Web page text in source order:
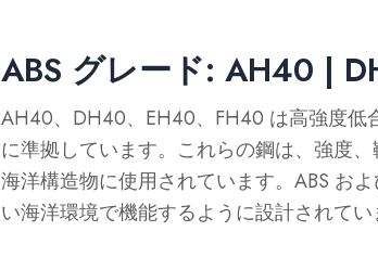
ABS グレード: AH40 |
AH40、DH40、EH40、FH40 は高強度低
に準拠しています。これらの鋼は、強度
海洋構造物に使用されています。ABS お
い海洋環境で機能するように設計されてい